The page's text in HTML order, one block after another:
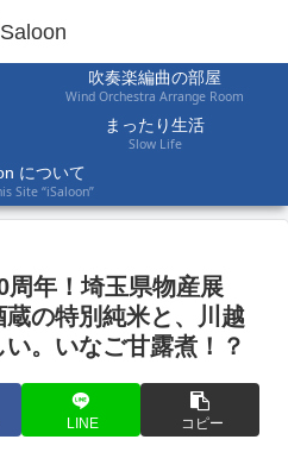
吹奏楽編曲の部屋
Wind Orchestra Arrange Room
まったり生活
Slow Life
について
Site “iSaloon”
周年！埼玉県物産展
の特別純米と、川越
。いなご甘露煮！？
LINE コピー